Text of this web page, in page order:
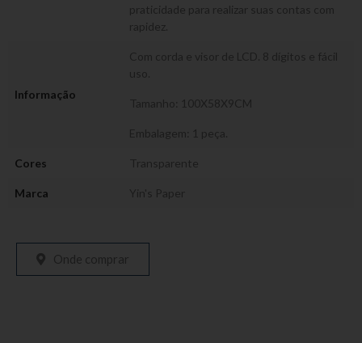
praticidade para realizar suas contas com
rapidez.
Informação
Com corda e visor de LCD. 8 dígitos e fácil
uso.
Tamanho: 100X58X9CM
Embalagem: 1 peça.
Cores Transparente
Marca Yin's Paper
Onde comprar